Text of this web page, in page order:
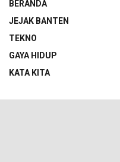
BERANDA
JEJAK BANTEN
TEKNO
GAYA HIDUP
KATA KITA